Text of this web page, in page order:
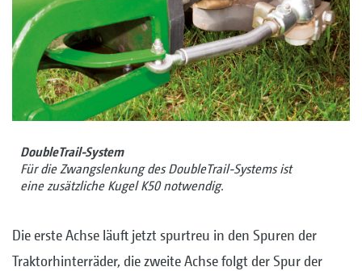
DoubleTrail-System
Für die Zwangslenkung des DoubleTrail-Systems ist
eine zusätzliche Kugel K50 notwendig.
Die erste Achse läuft jetzt spurtreu in den Spuren der
Traktorhinterräder, die zweite Achse folgt der Spur der